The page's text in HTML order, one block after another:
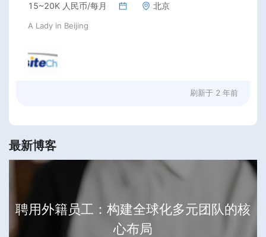
15~20K 人民币/每月 北京
A Lady in Beijing
刷新于 2 年前
最新博客
聘用外籍员工：构建全球化多元团队的核
心布局